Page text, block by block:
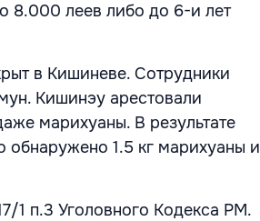
8.000 леев либо до 6-и лет
в Кишиневе. Сотрудники
Кишинэу арестовали
марихуаны. В результате
1.5 кг марихуаны и
1 п.3 Уголовного Кодекса РМ.